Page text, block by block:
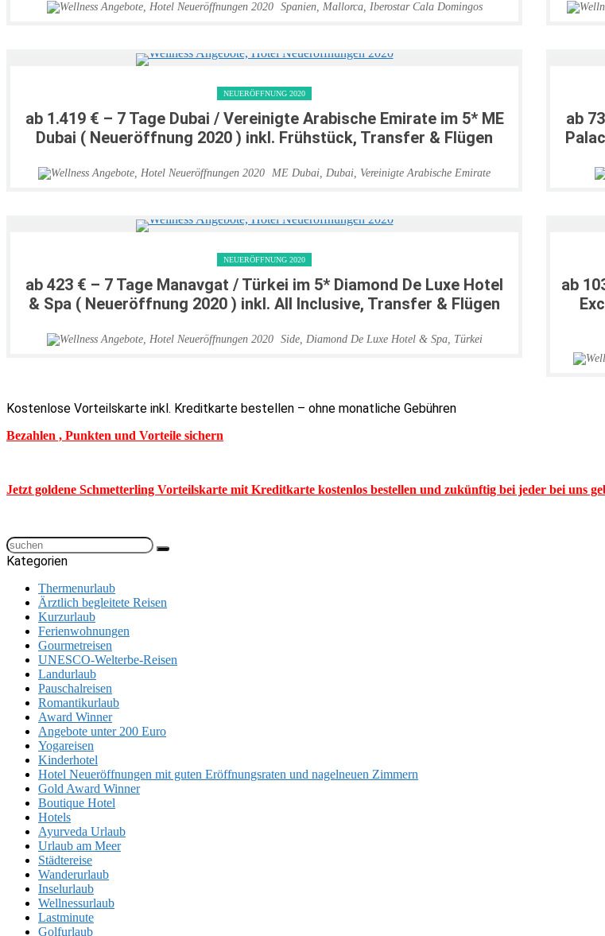
Spanien, Mallorca, Iberostar Cala Domingos
NEUERÖFFNUNG 2020
ab 1.419 € – 7 Tage Dubai / Vereinigte Arabische Emirate im 5* ME
Dubai ( Neueröffnung 2020 ) inkl. Frühstück, Transfer & Flügen
ME Dubai, Dubai, Vereinigte Arabische Emirate
ab
NEUERÖFFNUNG 2020
ab 423 € – 7 Tage Manavgat / Türkei im 5* Diamond De Luxe Hotel
& Spa ( Neueröffnung 2020 ) inkl. All Inclusive, Transfer & Flügen
Side, Diamond De Luxe Hotel & Spa, Türkei
ab
Kostenlose Vorteilskarte inkl. Kreditkarte bestellen – ohne monatliche Gebühren
Bezahlen , Punkten und Vorteile sichern
Jetzt goldene Schmetterling Vorteilskarte mit Kreditkarte kostenlos bestellen und zukünftig bei jeder bei uns
Kategorien
Thermenurlaub
Ärztlich begleitete Reisen
Kurzurlaub
Ferienwohnungen
Gourmetreisen
UNESCO-Welterbe-Reisen
Landurlaub
Pauschalreisen
Romantikurlaub
Award Winner
Angebote unter 200 Euro
Yogareisen
Kinderhotel
Hotel Neueröffnungen mit guten Eröffnungsraten und nagelneuen Zimmern
Gold Award Winner
Boutique Hotel
Hotels
Ayurveda Urlaub
Urlaub am Meer
Städtereise
Wanderurlaub
Inselurlaub
Wellnessurlaub
Lastminute
Golfurlaub